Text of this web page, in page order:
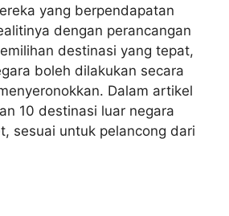
yang berpendapatan
dengan perancangan
destinasi yang tepat,
boleh dilakukan secara
Dalam artikel
10 destinasi luar negara
sesuai untuk pelancong dari